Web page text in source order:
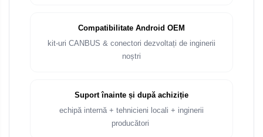
Compatibilitate Android OEM
kit-uri CANBUS & conectori dezvoltați de inginerii
noștri
Suport înainte și după achiziție
echipă internă + tehnicieni locali + inginerii
producători